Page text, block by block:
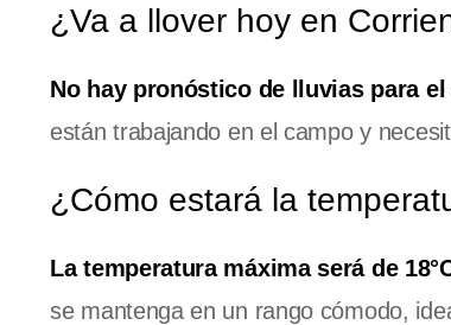
¿Va a llover hoy en
No hay pronóstico de lluvias para el
están trabajando en el campo y
¿Cómo estará la
La temperatura máxima será de
se mantenga en un rango cómodo,